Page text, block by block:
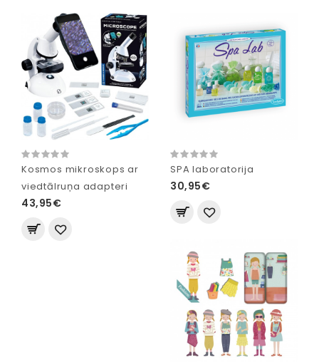
Kosmos mikroskops ar
viedtālruņa adapteri
43,95€
SPA laboratorija
30,95€